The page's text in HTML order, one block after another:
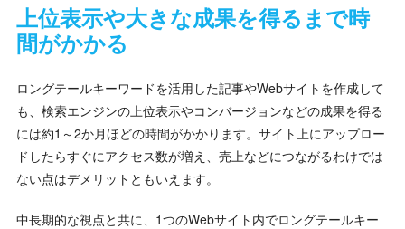
上位表示や大きな成果を得るまで時
間がかかる
ロングテールキーワードを活用した記事やWebサイトを作成して
も、検索エンジンの上位表示やコンバージョンなどの成果を得る
には約1～2か月ほどの時間がかかります。サイト上にアップロー
ドしたらすぐにアクセス数が増え、売上などにつながるわけでは
ない点はデメリットともいえます。
中長期的な視点と共に、1つのWebサイト内でロングテールキー